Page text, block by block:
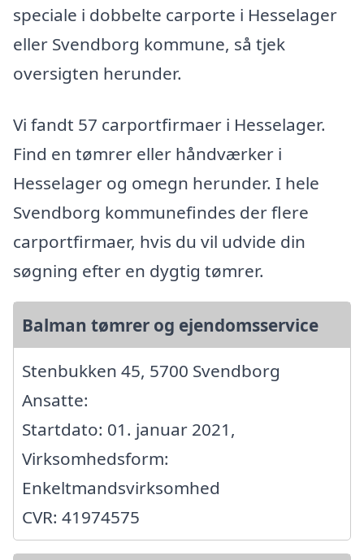
speciale i dobbelte carporte i Hesselager
eller Svendborg kommune, så tjek
oversigten herunder.
Vi fandt 57 carportfirmaer i Hesselager.
Find en tømrer eller håndværker i
Hesselager og omegn herunder. I hele
Svendborg kommunefindes der flere
carportfirmaer, hvis du vil udvide din
søgning efter en dygtig tømrer.
Balman tømrer og ejendomsservice
Stenbukken 45, 5700 Svendborg
Ansatte:
Startdato: 01. januar 2021,
Virksomhedsform:
Enkeltmandsvirksomhed
CVR: 41974575